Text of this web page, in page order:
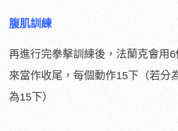
腹肌訓練
再進行完拳擊訓練後，法蘭克會用
來當作收尾，每個動作15下（若分
為15下）